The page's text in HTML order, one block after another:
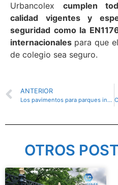
Urbancolex cumplen
calidad vigentes y
seguridad como la
internacionales para que
de colegio sea seguro.
ANTERIOR
Los pavimentos para parques infantiles
OTROS